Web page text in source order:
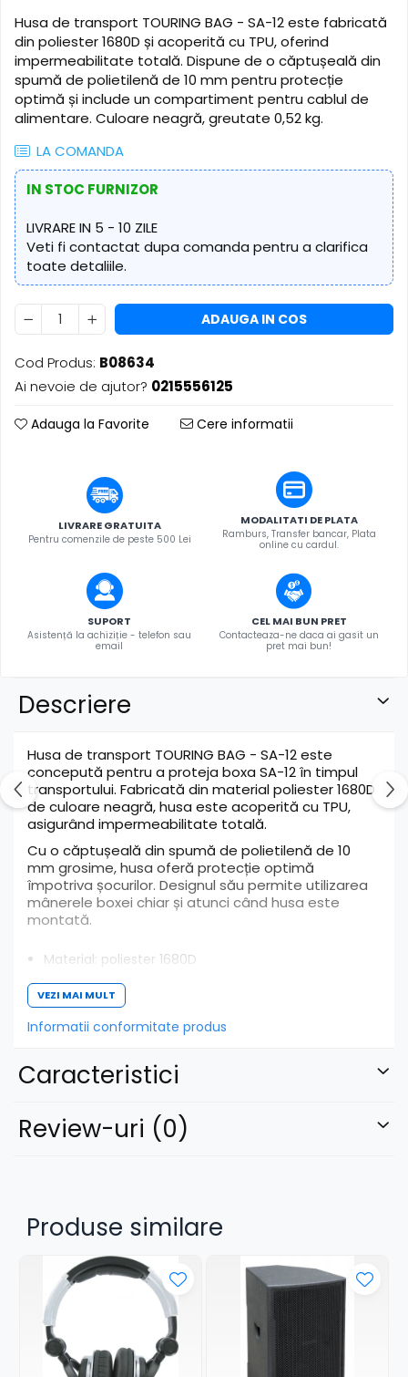
Sisteme asistență auditivă
Procesoare & Convertoare
​​Lumină UV și neagră
Alimentare & Distribuție
Distribuitoare de putere
Dimmer & Switch Packs
Husa de transport TOURING BAG - SA-12 este fabricată
din poliester 1680D și acoperită cu TPU, oferind
impermeabilitate totală. Dispune de o căptușeală din
spumă de polietilenă de 10 mm pentru protecție
optimă și include un compartiment pentru cablul de
alimentare. Culoare neagră, greutate 0,52 kg.
LA COMANDA
IN STOC FURNIZOR
LIVRARE IN 5 - 10 ZILE
Veti fi contactat dupa comanda pentru a clarifica
toate detaliile.
ADAUGA IN COS
Cod Produs: B08634
Ai nevoie de ajutor? 0215556125
Adauga la Favorite Cere informatii
LIVRARE GRATUITA
Pentru comenzile de peste 500 Lei
MODALITATI DE PLATA
Ramburs, Transfer bancar, Plata
online cu cardul.
SUPORT
Asistență la achiziție - telefon sau
email
CEL MAI BUN PRET
Contacteaza-ne daca ai gasit un
pret mai bun!
Descriere
Husa de transport TOURING BAG - SA-12 este
concepută pentru a proteja boxa SA-12 în timpul
transportului. Fabricată din material poliester 1680D
de culoare neagră, husa este acoperită cu TPU,
asigurând impermeabilitate totală.
Cu o căptușeală din spumă de polietilenă de 10
mm grosime, husa oferă protecție optimă
împotriva șocurilor. Designul său permite utilizarea
mânerele boxei chiar și atunci când husa este
montată.
Material: poliester 1680D
Impermeabilitate: acoperire TPU
Căptușeală: spumă de polietilenă de 10 mm
Culoare: negru
Greutate: 0,52 kg
VEZI MAI MULT
Informatii conformitate produs
Caracteristici
Review-uri (0)
Produse similare